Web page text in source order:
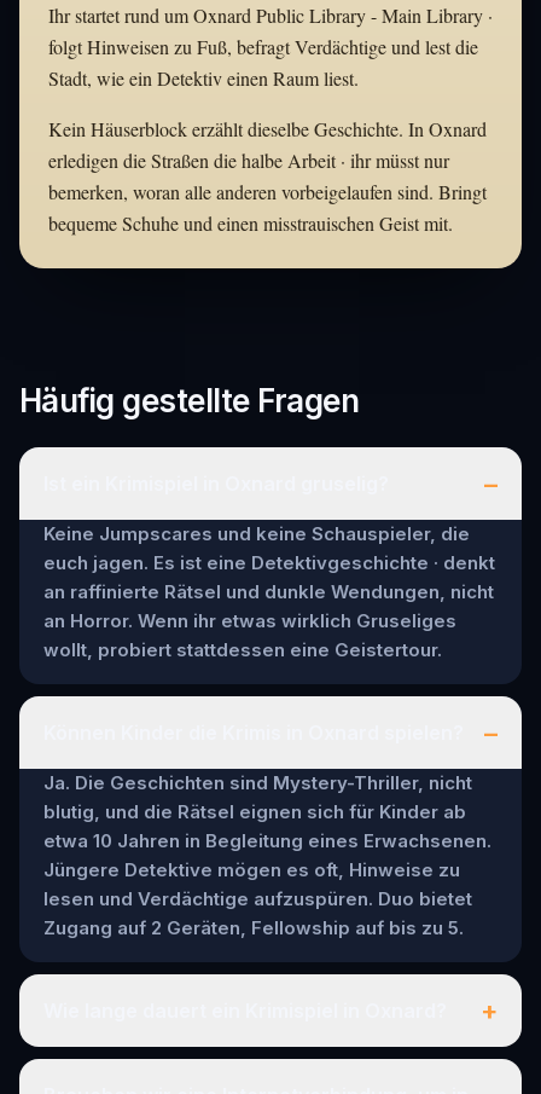
Ihr startet rund um Oxnard Public Library - Main Library ·
folgt Hinweisen zu Fuß, befragt Verdächtige und lest die
Stadt, wie ein Detektiv einen Raum liest.
Kein Häuserblock erzählt dieselbe Geschichte. In Oxnard
erledigen die Straßen die halbe Arbeit · ihr müsst nur
bemerken, woran alle anderen vorbeigelaufen sind. Bringt
bequeme Schuhe und einen misstrauischen Geist mit.
Häufig gestellte Fragen
–
Keine Jumpscares und keine Schauspieler, die
euch jagen. Es ist eine Detektivgeschichte · denkt
an raffinierte Rätsel und dunkle Wendungen, nicht
an Horror. Wenn ihr etwas wirklich Gruseliges
wollt, probiert stattdessen eine Geistertour.
–
Ja. Die Geschichten sind Mystery-Thriller, nicht
blutig, und die Rätsel eignen sich für Kinder ab
etwa 10 Jahren in Begleitung eines Erwachsenen.
Jüngere Detektive mögen es oft, Hinweise zu
lesen und Verdächtige aufzuspüren. Duo bietet
Zugang auf 2 Geräten, Fellowship auf bis zu 5.
+